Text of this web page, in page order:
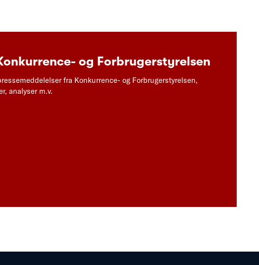
og Forbrugerstyrelsen
fra Konkurrence- og Forbrugerstyrelsen,
analyser m.v.